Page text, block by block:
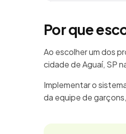
Por que
Ao escolher um dos
cidade de Aguaí, SP
Implementar o
da equipe de